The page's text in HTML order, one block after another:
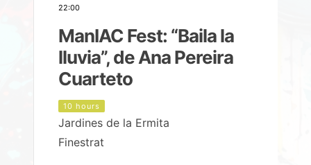
22:00
ManIAC Fest: “Baila la
lluvia”, de Ana Pereira
Cuarteto
10 hours
Jardines de la Ermita
Finestrat